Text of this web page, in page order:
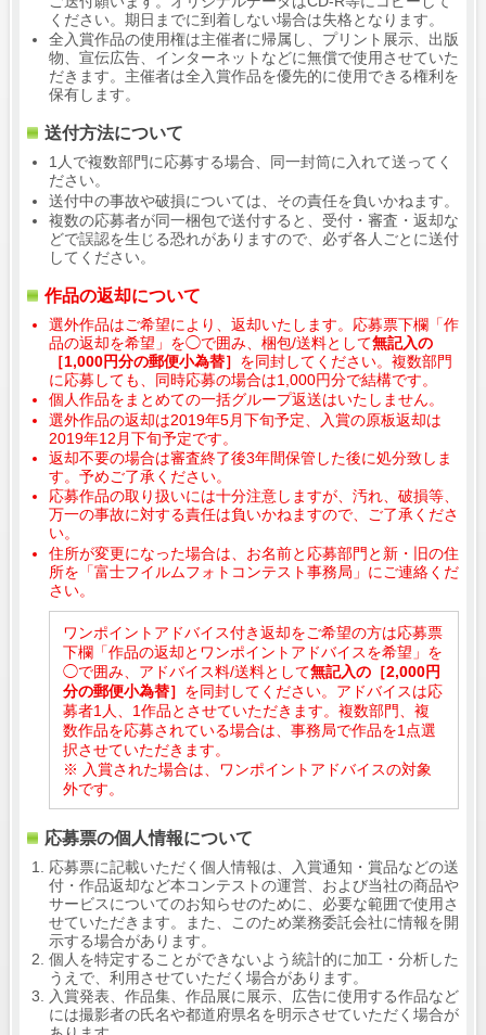
ください。期日までに到着しない場合は失格となります。
全入賞作品の使用権は主催者に帰属し、プリント展示、出版
物、宣伝広告、インターネットなどに無償で使用させていた
だきます。主催者は全入賞作品を優先的に使用できる権利を
保有します。
送付方法について
1人で複数部門に応募する場合、同一封筒に入れて送ってく
ださい。
送付中の事故や破損については、その責任を負いかねます。
複数の応募者が同一梱包で送付すると、受付・審査・返却な
どで誤認を生じる恐れがありますので、必ず各人ごとに送付
してください。
作品の返却について
選外作品はご希望により、返却いたします。応募票下欄「作
品の返却を希望」を◯で囲み、梱包/送料として無記入の
［1,000円分の郵便小為替］ を同封してください。複数部門
に応募しても、同時応募の場合は1,000円分で結構です。
個人作品をまとめての一括グループ返送はいたしません。
選外作品の返却は2019年5月下旬予定、入賞の原板返却は
2019年12月下旬予定です。
返却不要の場合は審査終了後3年間保管した後に処分致しま
す。予めご了承ください。
応募作品の取り扱いには十分注意しますが、汚れ、破損等、
万一の事故に対する責任は負いかねますので、ご了承くださ
い。
住所が変更になった場合は、お名前と応募部門と新・旧の住
所を「富士フイルムフォトコンテスト事務局」にご連絡くだ
さい。
ワンポイントアドバイス付き返却をご希望の方は応募票
下欄「作品の返却とワンポイントアドバイスを希望」を
◯で囲み、アドバイス料/送料として無記入の［2,000円
分の郵便小為替］ を同封してください。アドバイスは応
募者1人、1作品とさせていただきます。複数部門、複
数作品を応募されている場合は、事務局で作品を1点選
択させていただきます。
※ 入賞された場合は、ワンポイントアドバイスの対象
外です。
応募票の個人情報について
応募票に記載いただく個人情報は、入賞通知・賞品などの送
付・作品返却など本コンテストの運営、および当社の商品や
サービスについてのお知らせのために、必要な範囲で使用さ
せていただきます。また、このため業務委託会社に情報を開
示する場合があります。
個人を特定することができないよう統計的に加工・分析した
うえで、利用させていただく場合があります。
入賞発表、作品集、作品展に展示、広告に使用する作品など
には撮影者の氏名や都道府県名を明示させていただく場合が